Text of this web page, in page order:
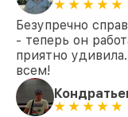
Безупречно
- теперь он
приятно
всем!